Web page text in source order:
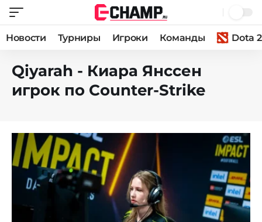
Новости Турниры Игроки Команды Dota 2
Qiyarah - Киара Янссен
игрок по Counter-Strike